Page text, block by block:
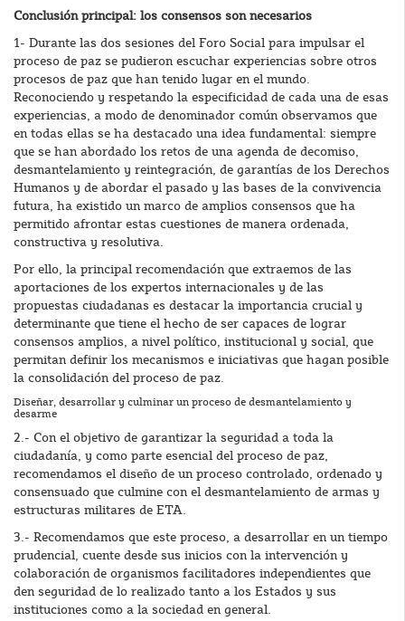
Conclusión principal: los consensos son necesarios
1- Durante las dos sesiones del Foro Social para impulsar el
proceso de paz se pudieron escuchar experiencias sobre otros
procesos de paz que han tenido lugar en el mundo.
Reconociendo y respetando la especificidad de cada una de esas
experiencias, a modo de denominador común observamos que
en todas ellas se ha destacado una idea fundamental: siempre
que se han abordado los retos de una agenda de decomiso,
desmantelamiento y reintegración, de garantías de los Derechos
Humanos y de abordar el pasado y las bases de la convivencia
futura, ha existido un marco de amplios consensos que ha
permitido afrontar estas cuestiones de manera ordenada,
constructiva y resolutiva.
Por ello, la principal recomendación que extraemos de las
aportaciones de los expertos internacionales y de las
propuestas ciudadanas es destacar la importancia crucial y
determinante que tiene el hecho de ser capaces de lograr
consensos amplios, a nivel político, institucional y social, que
permitan definir los mecanismos e iniciativas que hagan posible
la consolidación del proceso de paz.
Diseñar, desarrollar y culminar un proceso de desmantelamiento y
desarme
2.- Con el objetivo de garantizar la seguridad a toda la
ciudadanía, y como parte esencial del proceso de paz,
recomendamos el diseño de un proceso controlado, ordenado y
consensuado que culmine con el desmantelamiento de armas y
estructuras militares de ETA.
3.- Recomendamos que este proceso, a desarrollar en un tiempo
prudencial, cuente desde sus inicios con la intervención y
colaboración de organismos facilitadores independientes que
den seguridad de lo realizado tanto a los Estados y sus
instituciones como a la sociedad en general.